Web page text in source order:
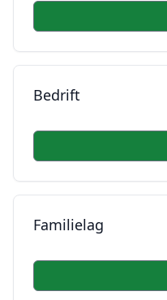
Bedrift
Familielag